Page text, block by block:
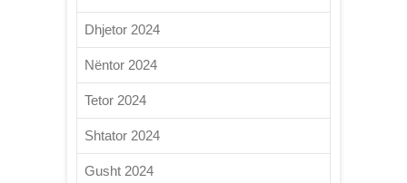
Dhjetor 2024
Nëntor 2024
Tetor 2024
Shtator 2024
Gusht 2024